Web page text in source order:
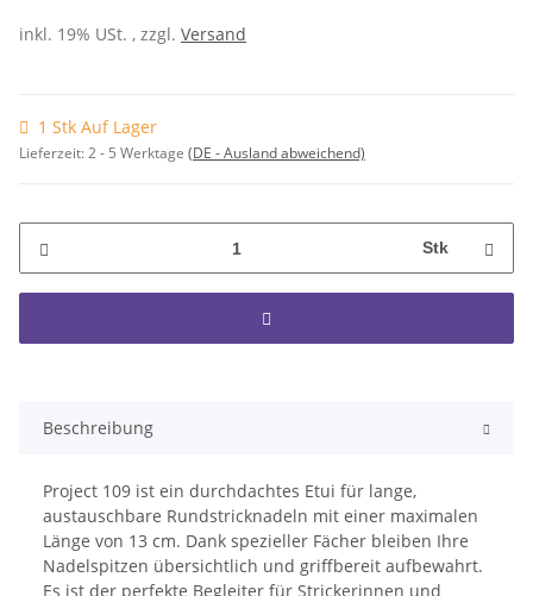
inkl. 19% USt. , zzgl. Versand
1 Stk Auf Lager
Lieferzeit:2 - 5 Werktage (DE - Ausland abweichend)
Stk
Beschreibung
Project 109 ist ein durchdachtes Etui für lange,
austauschbare Rundstricknadeln mit einer maximalen
Länge von 13 cm. Dank spezieller Fächer bleiben Ihre
Nadelspitzen übersichtlich und griffbereit aufbewahrt.
Es ist der perfekte Begleiter für Strickerinnen und